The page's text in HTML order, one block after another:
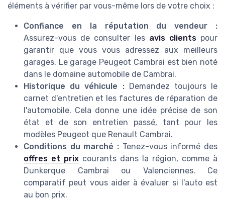
éléments à vérifier par vous-même lors de votre choix :
Confiance en la réputation du vendeur :
Assurez-vous de consulter les avis clientspour
garantir que vous vous adressez aux meilleurs
garages. Le garage Peugeot Cambrai est bien noté
dans le domaine automobile de Cambrai.
Historique du véhicule :Demandez toujours le
carnet d'entretien et les factures de réparation de
l'automobile. Cela donne une idée précise de son
état et de son entretien passé, tant pour les
modèles Peugeot que Renault Cambrai.
Conditions du marché : Tenez-vous informé des
offres et prix courants dans la région, comme à
Dunkerque Cambrai ou Valenciennes. Ce
comparatif peut vous aider à évaluer si l'auto est
au bon prix.